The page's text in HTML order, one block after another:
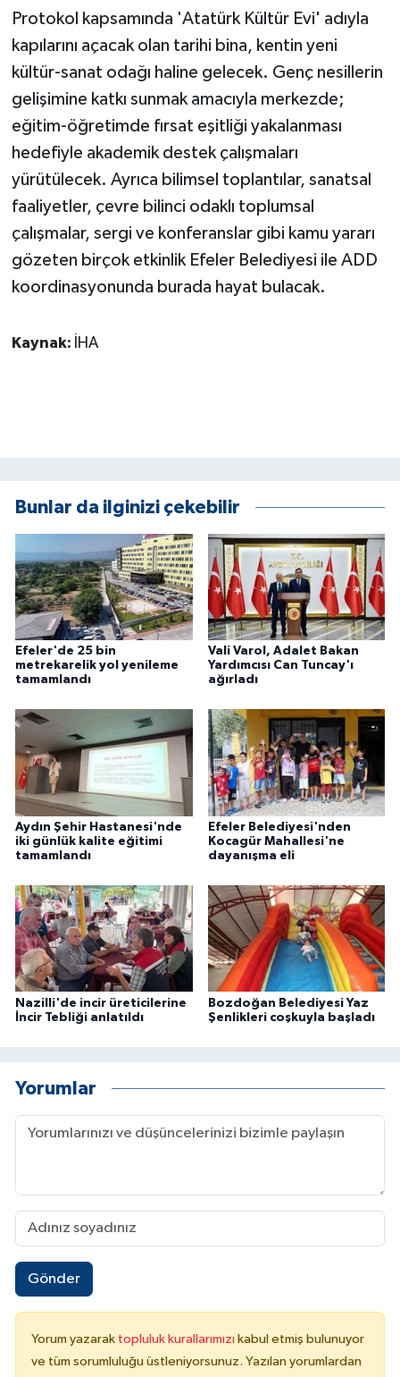
Protokol kapsamında 'Atatürk Kültür Evi' adıyla
kapılarını açacak olan tarihi bina, kentin yeni
kültür-sanat odağı haline gelecek. Genç nesillerin
gelişimine katkı sunmak amacıyla merkezde;
eğitim-öğretimde fırsat eşitliği yakalanması
hedefiyle akademik destek çalışmaları
yürütülecek. Ayrıca bilimsel toplantılar, sanatsal
faaliyetler, çevre bilinci odaklı toplumsal
çalışmalar, sergi ve konferanslar gibi kamu yararı
gözeten birçok etkinlik Efeler Belediyesi ile ADD
koordinasyonunda burada hayat bulacak.
Kaynak: İHA
Bunlar da ilginizi çekebilir
Efeler'de 25 bin
metrekarelik yol yenileme
tamamlandı
Vali Varol, Adalet Bakan
Yardımcısı Can Tuncay'ı
ağırladı
Aydın Şehir Hastanesi'nde
iki günlük kalite eğitimi
tamamlandı
Efeler Belediyesi'nden
Kocagür Mahallesi'ne
dayanışma eli
Nazilli'de incir üreticilerine
İncir Tebliği anlatıldı
Bozdoğan Belediyesi Yaz
Şenlikleri coşkuyla başladı
Yorumlar
Gönder
Yorum yazarak topluluk kurallarımızı kabul etmiş bulunuyor
ve tüm sorumluluğu üstleniyorsunuz. Yazılan yorumlardan
SİYASET
SPOR HABERLERİ
TEKNOLOJİ
Turizm
ÜLKE GÜNDEMİ
YAŞAM
YEREL